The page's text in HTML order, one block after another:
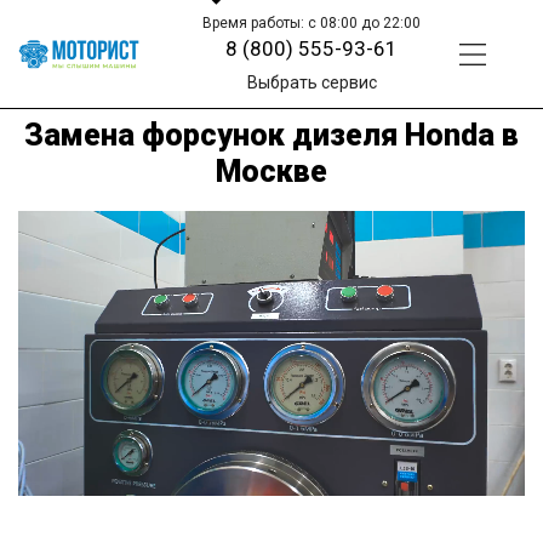
Время работы: с 08:00 до 22:00
8 (800) 555-93-61
Выбрать сервис
Замена форсунок дизеля Honda в
Москве